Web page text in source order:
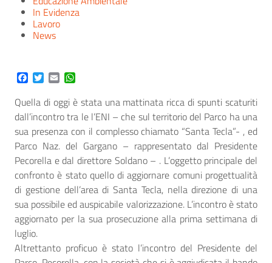
In Evidenza
Lavoro
News
Facebook
Twitter
Email
Quella di oggi è stata una mattinata ricca di spunti scaturiti
dall’incontro tra le l’ENI – che sul territorio del Parco ha una
sua presenza con il complesso chiamato “Santa Tecla”- , ed
Parco Naz. del Gargano – rappresentato dal Presidente
Pecorella e dal direttore Soldano – . L’oggetto principale del
confronto è stato quello di aggiornare comuni progettualità
di gestione dell’area di Santa Tecla, nella direzione di una
sua possibile ed auspicabile valorizzazione. L’incontro è stato
aggiornato per la sua prosecuzione alla prima settimana di
luglio.
Altrettanto proficuo è stato l’incontro del Presidente del